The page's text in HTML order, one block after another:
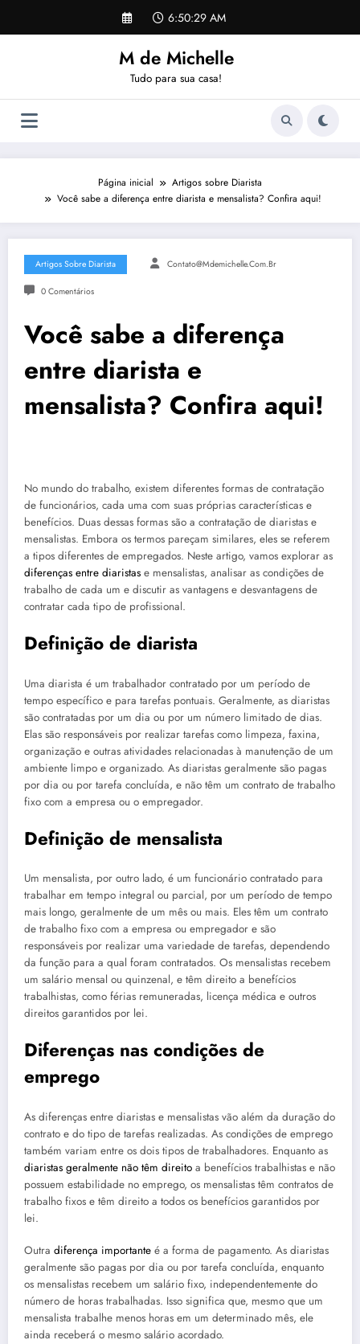
o
6:50:30 AM
M de Michelle
Tudo para sua casa!
Página inicial
Artigos sobre Diarista
Você sabe a diferença entre diarista e mensalista? Confira aqui!
Artigos Sobre Diarista Contato@mdemichelle.com.br
0 Comentários
Você sabe a diferença
entre diarista e
mensalista? Confira aqui!
No mundo do trabalho, existem diferentes formas de contratação
de funcionários, cada uma com suas próprias características e
benefícios. Duas dessas formas são a contratação de diaristas e
mensalistas. Embora os termos pareçam similares, eles se referem
a tipos diferentes de empregados. Neste artigo, vamos explorar as
diferenças entre diaristas e mensalistas, analisar as condições de
trabalho de cada um e discutir as vantagens e desvantagens de
contratar cada tipo de profissional.
Definição de diarista
Uma diarista é um trabalhador contratado por um período de
tempo específico e para tarefas pontuais. Geralmente, as diaristas
são contratadas por um dia ou por um número limitado de dias.
Elas são responsáveis por realizar tarefas como limpeza, faxina,
organização e outras atividades relacionadas à manutenção de um
ambiente limpo e organizado. As diaristas geralmente são pagas
por dia ou por tarefa concluída, e não têm um contrato de trabalho
fixo com a empresa ou o empregador.
Definição de mensalista
Um mensalista, por outro lado, é um funcionário contratado para
trabalhar em tempo integral ou parcial, por um período de tempo
mais longo, geralmente de um mês ou mais. Eles têm um contrato
de trabalho fixo com a empresa ou empregador e são
responsáveis por realizar uma variedade de tarefas, dependendo
da função para a qual foram contratados. Os mensalistas recebem
um salário mensal ou quinzenal, e têm direito a benefícios
trabalhistas, como férias remuneradas, licença médica e outros
direitos garantidos por lei.
Diferenças nas condições de
emprego
As diferenças entre diaristas e mensalistas vão além da duração do
contrato e do tipo de tarefas realizadas. As condições de emprego
também variam entre os dois tipos de trabalhadores. Enquanto as
diaristas geralmente não têm direito a benefícios trabalhistas e não
possuem estabilidade no emprego, os mensalistas têm contratos de
trabalho fixos e têm direito a todos os benefícios garantidos por
lei.
Outra diferença importante é a forma de pagamento. As diaristas
geralmente são pagas por dia ou por tarefa concluída, enquanto
os mensalistas recebem um salário fixo, independentemente do
número de horas trabalhadas. Isso significa que, mesmo que um
mensalista trabalhe menos horas em um determinado mês, ele
ainda receberá o mesmo salário acordado.